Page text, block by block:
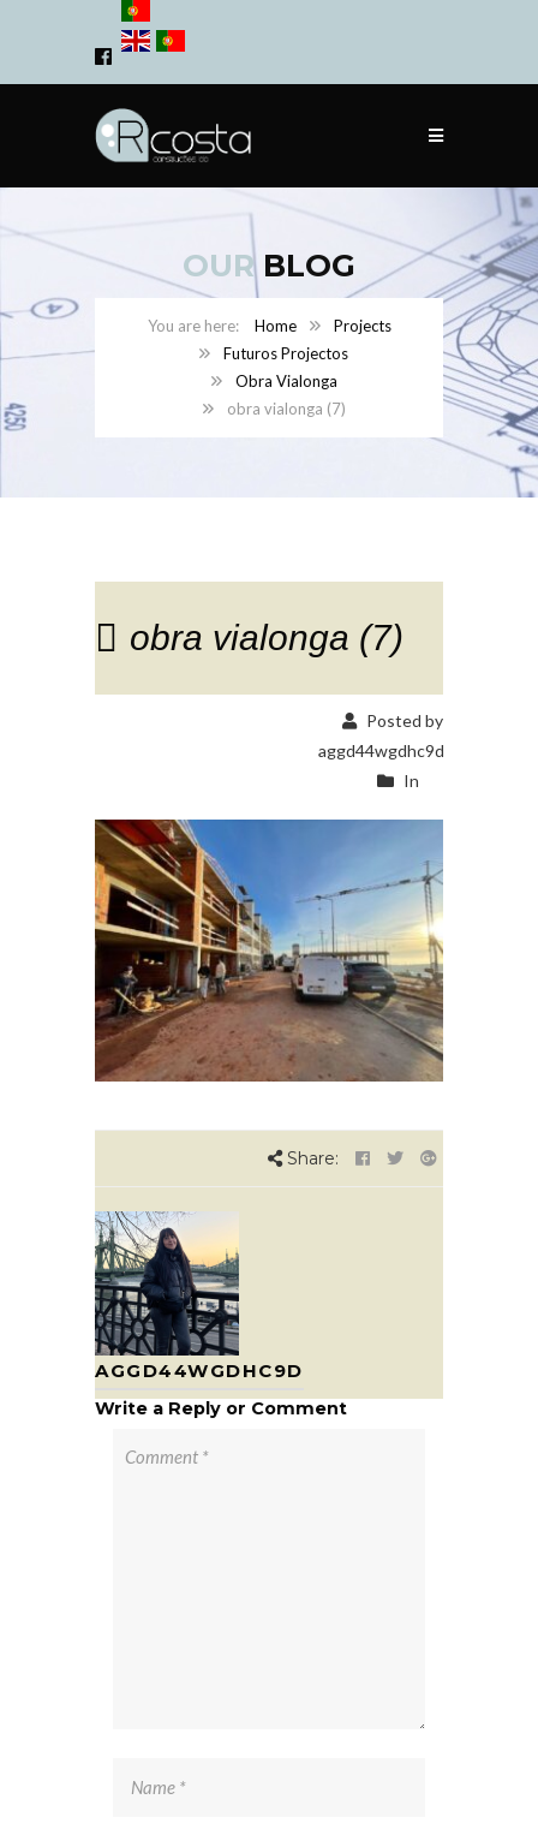
OURBLOG
Home
Projects
Futuros Projectos
Obra Vialonga
obra vialonga (7)
obra vialonga (7)
Posted by
aggd44wgdhc9d
In
Share:
AGGD44WGDHC9D
Write a Reply or Comment